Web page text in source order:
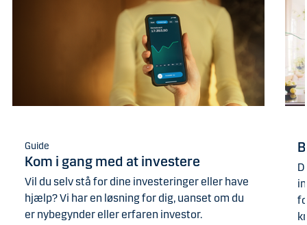
Guide
Kom i gang med at investere
Vil du selv stå for dine investeringer eller have
hjælp? Vi har en løsning for dig, uanset om du
er nybegynder eller erfaren investor.